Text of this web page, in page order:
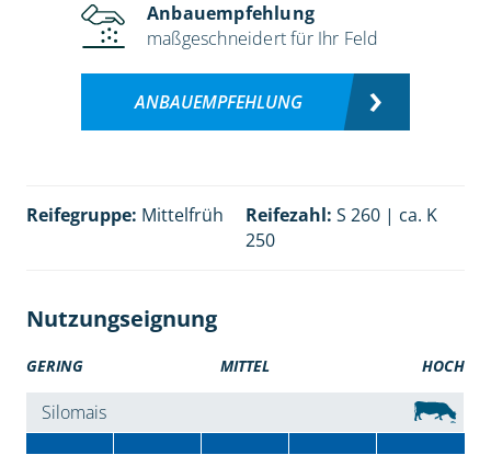
Anbauempfehlung
maßgeschneidert für Ihr Feld
ANBAUEMPFEHLUNG
Reifegruppe: Mittelfrüh Reifezahl: S 260 | ca. K
250
Nutzungseignung
GERING MITTEL HOCH
Silomais